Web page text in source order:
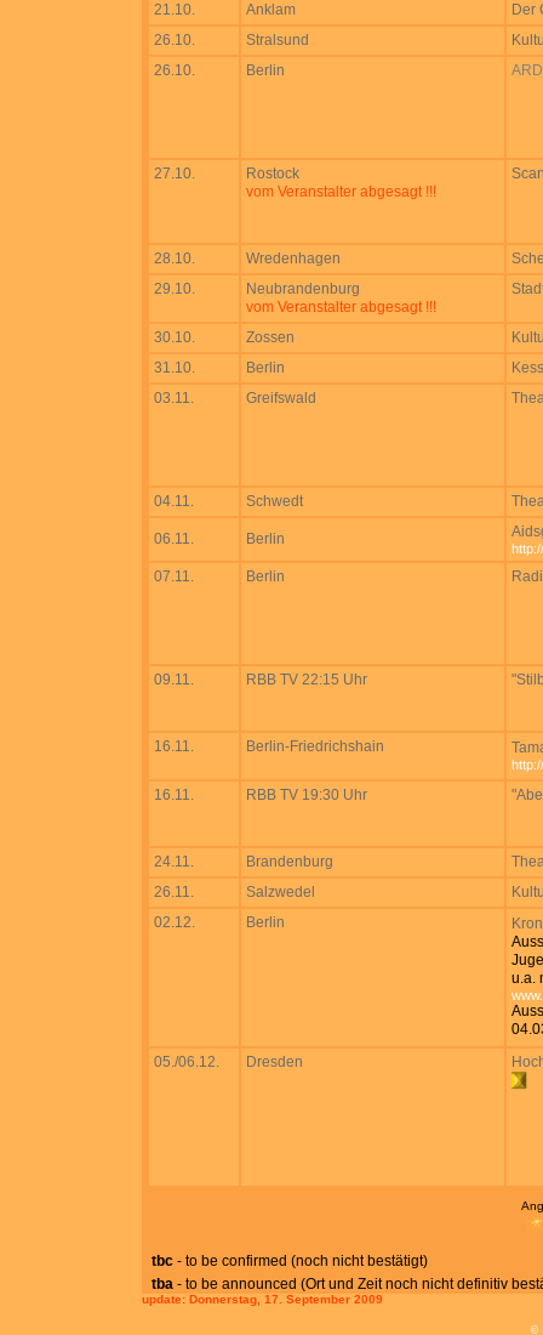
21.10. Anklam
Der
26.10.
Stralsund
26.10.
Berlin
27.10.
Rostock
vom Veranstalter abgesagt !!!
28.10. Wredenhagen
29.10.
Neubrandenburg
vom Veranstalter abgesagt !!!
30.10. Zossen
31.10.
Berlin
03.11.
Greifswald
04.11. Schwedt
06.11. Berlin
07.11. Berlin
09.11. RBB TV 22:15 Uhr
16.11. Berlin-Friedrichshain
16.11. RBB TV 19:30 Uhr
24.11. Brandenburg
26.11.
Salzwedel
02.12.
Berlin
u.a.
05./06.12.
Dresden
tbc - to be confirmed (noch nicht bestätigt)
tba - to be announced (Ort und Zeit noch nicht definitiv
update: Donnerstag, 17. September 2009
©